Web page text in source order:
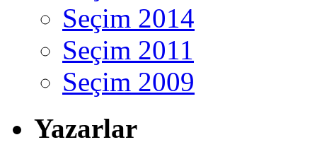
Seçim 2014
Seçim 2011
Seçim 2009
Yazarlar